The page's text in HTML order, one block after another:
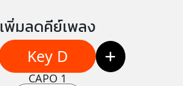
เพิ่มลดคีย์เพลง
Key D
CAPO 1